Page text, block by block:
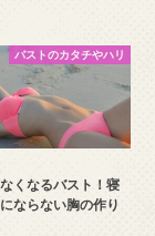
バストのカタチやハリ
くなるバスト！寝
ならない胸の作り